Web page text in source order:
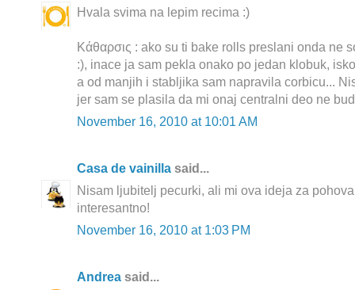
Hvala svima na lepim recima :)
Κάθαρσις : ako su ti bake rolls preslani onda ne
:), inace ja sam pekla onako po jedan klobuk,
a od manjih i stabljika sam napravila corbicu...
jer sam se plasila da mi onaj centralni deo ne
November 16, 2010 at 10:01 AM
Casa de vainilla said...
Nisam ljubitelj pecurki, ali mi ova ideja za
interesantno!
November 16, 2010 at 1:03 PM
Andrea said...